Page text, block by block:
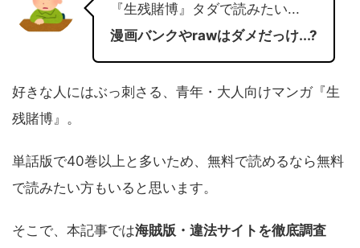
『生残賭博』タダで読みたい...
漫画バンクやrawはダメだっけ...?
好きな人にはぶっ刺さる、青年・大人向けマンガ『生
残賭博』。
単話版で40巻以上と多いため、無料で読めるなら無料
で読みたい方もいると思います。
そこで、本記事では海賊版・違法サイトを徹底調査